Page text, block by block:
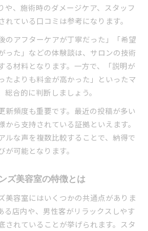
や、施術時のダメージケア、スタッフ
れている口コミは参考になります。
のアフターケアが丁寧だった」「希望
った」などの体験談は、サロンの技術
る材料となります。一方で、「説明が
たよりも料金が高かった」といったマ
合的に判断しましょう。
新頻度も重要です。最近の投稿が多い
から支持されている証拠といえます。
ルな声を複数比較することで、納得で
可能となります。
ズ美容室の特徴とは
美容室にはいくつかの共通点がありま
る店内や、男性客がリラックスしやす
されていることが挙げられます。スタ